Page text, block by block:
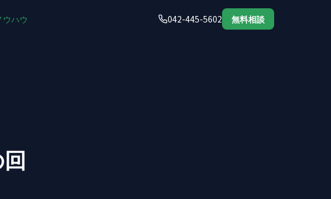
ウハウ 042-445-5602 無料相談